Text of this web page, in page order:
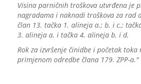
Visina parničnih troškova utvrđena je
nagradama i naknadi troškova za rad
član 13. tačka 1. alineja a.; b. i c.;
3. alineja a. i tačka 4. alineja b. i d.
Rok za izvršenje činidbe i početak
primjenom odredbe člana 179. ZPP-a."